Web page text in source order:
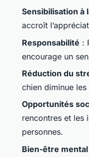
Sensibilisation à
accroît
Responsabilité :
encourage un
Réduction du
chien diminue les
Opportunités
rencontres et les
personnes.
Bien-être mental